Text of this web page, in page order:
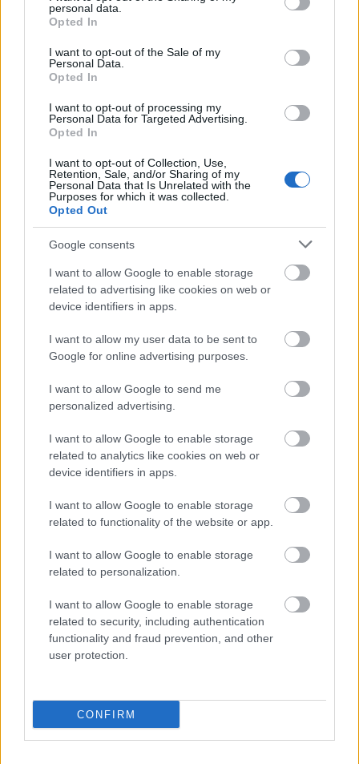
grant or deny consent to Google and its third-party tags to
use your data for below specified purposes in below Google
consent section.
personal data.
Opted In
I want to opt-out of the Sale of my
Personal Data.
Opted In
I want to opt-out of processing my
Personal Data for Targeted Advertising.
Opted In
I want to opt-out of Collection, Use,
Retention, Sale, and/or Sharing of my
Personal Data that Is Unrelated with the
Purposes for which it was collected.
Opted Out
Google consents
I want to allow Google to enable storage
related to advertising like cookies on web or
device identifiers in apps.
I want to allow my user data to be sent to
Google for online advertising purposes.
I want to allow Google to send me
personalized advertising.
I want to allow Google to enable storage
related to analytics like cookies on web or
device identifiers in apps.
I want to allow Google to enable storage
related to functionality of the website or app.
I want to allow Google to enable storage
related to personalization.
I want to allow Google to enable storage
related to security, including authentication
functionality and fraud prevention, and other
user protection.
CONFIRM
Travel News
Skyscanner: Απίθανη προσφορά – Απευθείας πτήση από Αθήνα
για Βιέννη με 8 ευρώ!
12 Ιανουαρίου 2022, 15:53
Ψάχνετε εισιτήρια για ταξίδι στη Βιέννη; Σας βρήκαμε όχι απλώς την
καλύτερη προσφορά, αλλά μια προσφορά που...
Travel News
Skyscanner: Απίθανες προσφορές με το νέο έτος – Πετάξτε με
απευθείας πτήση από Αθήνα στη Λάρνακα με €10!
17 Δεκεμβρίου 2021, 13:41
Απίθανες προσφορές βρήκαμε στην αναζήτηση μας στη Skyscanner για
Travel News
απευθείας πτήση από Αθήνα για Βουδαπέστη μόλις με €8!
Μια απίθανη προσφορά βρήκαμε στην αναζήτηση μας στη Skyscanner για